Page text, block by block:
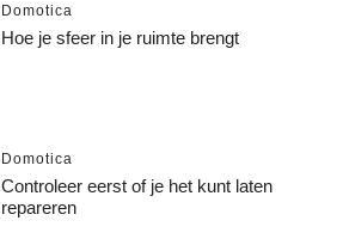
Domotica
Hoe je sfeer in je ruimte brengt
Domotica
Controleer eerst of je het kunt laten
repareren